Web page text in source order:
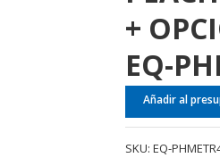
+
EQ-
Añadir al
SKU: EQ-